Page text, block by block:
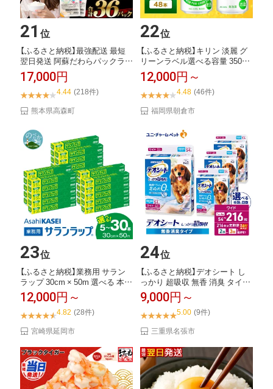
21 位
【ふるさと納税】最強配送 最短
翌日発送 阿蘇だわらパックライ
ス 200g×...
17,000円
4.44 (218件)
熊本県高森町
22位
【ふるさと納税】キリン 淡麗 グ
リーンラベル選べる容量 350ml
500...
12,000円～
4.48 (46件)
福岡県朝倉市
23位
【ふるさと納税】業務用 サラン
ラップ 30cm × 50m 選べる 本数
...
12,000円～
4.82 (28件)
宮崎県延岡市
24位
【ふるさと納税】デオシート し
っかり 超吸収 無香 消臭 タイプ
ワイド ...
9,000円～
5.00 (9件)
三重県名張市